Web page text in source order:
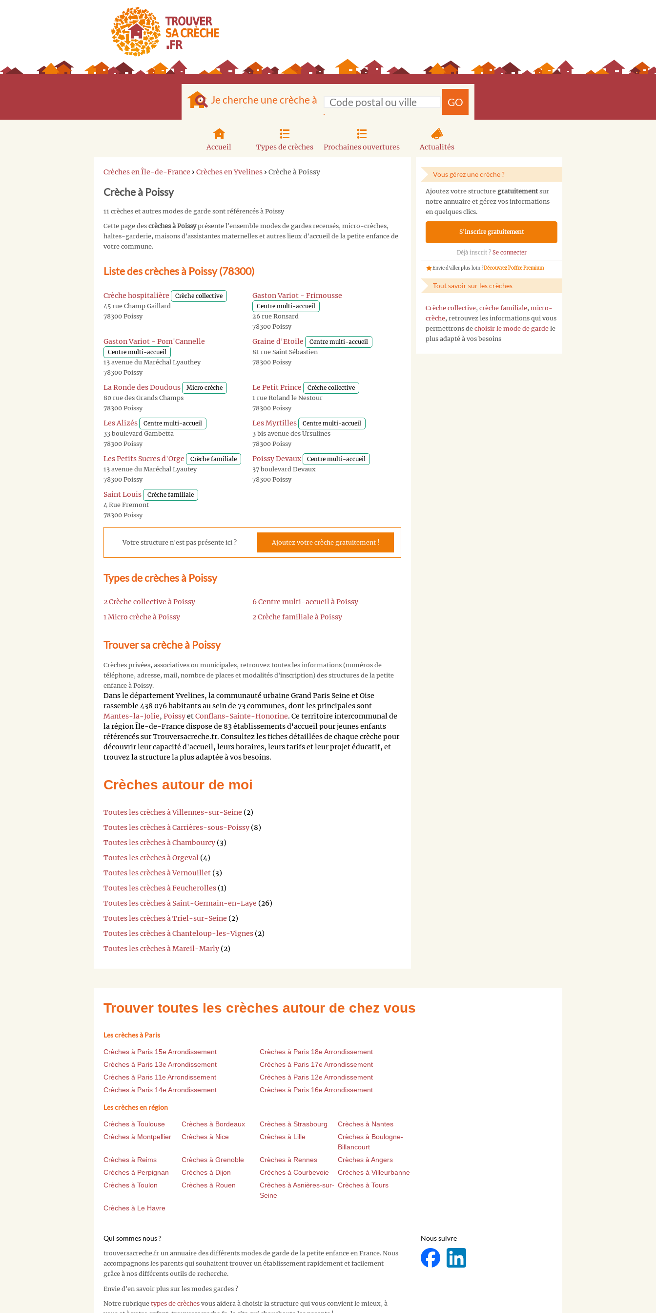
Je cherche une crèche à GO
Accueil Types de crèches Prochaines ouvertures Actualités
Crèches en Île-de-France › Crèches en Yvelines › Crèche à Poissy
Crèche à Poissy
11 crèches et autres modes de garde sont référencés à Poissy
Cette page des crèches à Poissyprésente l'ensemble modes de gardes recensés, micro-crèches,
haltes-garderie, maisons d'assistantes maternelles et autres lieux d'accueil de la petite enfance de
votre commune.
Liste des crèches à Poissy (78300)
Crèche hospitalière Crèche collective
45 rue Champ Gaillard
78300 Poissy
Gaston Variot - Frimousse
Centre multi-accueil
26 rue Ronsard
78300 Poissy
Gaston Variot - Pom'Cannelle
Centre multi-accueil
13 avenue du Maréchal Lyauthey
78300 Poissy
Graine d'Etoile Centre multi-accueil
81 rue Saint Sébastien
78300 Poissy
La Ronde des Doudous Micro crèche
80 rue des Grands Champs
78300 Poissy
Le Petit Prince Crèche collective
1 rue Roland le Nestour
78300 Poissy
Les Alizés Centre multi-accueil
33 boulevard Gambetta
78300 Poissy
Les Myrtilles Centre multi-accueil
3 bis avenue des Ursulines
78300 Poissy
Les Petits Sucres d'Orge Crèche familiale
13 avenue du Maréchal Lyautey
78300 Poissy
Poissy Devaux Centre multi-accueil
37 boulevard Devaux
78300 Poissy
Saint Louis Crèche familiale
4 Rue Fremont
78300 Poissy
Votre structure n'est pas présente ici ? Ajoutez votre crèche gratuitement !
Types de crèches à Poissy
2 Crèche collective à Poissy
6 Centre multi-accueil à Poissy
1 Micro crèche à Poissy
2 Crèche familiale à Poissy
Trouver sa crèche à Poissy
Crèches privées, associatives ou municipales, retrouvez toutes les informations (numéros de
téléphone, adresse, mail, nombre de places et modalités d'inscription) des structures de la petite
enfance à Poissy.
Dans le département Yvelines, la communauté urbaine Grand Paris Seine et Oise
rassemble 438 076 habitants au sein de 73 communes, dont les principales sont
Mantes-la-Jolie, PoissyetConflans-Sainte-Honorine. Ce territoire intercommunal de
la région Île-de-France dispose de 83 établissements d'accueil pour jeunes enfants
référencés sur Trouversacreche.fr. Consultez les fiches détaillées de chaque crèche pour
découvrir leur capacité d'accueil, leurs horaires, leurs tarifs et leur projet éducatif, et
trouvez la structure la plus adaptée à vos besoins.
Crèches autour de moi
Toutes les crèches à Villennes-sur-Seine (2)
Toutes les crèches à Carrières-sous-Poissy (8)
Toutes les crèches à Chambourcy (3)
Toutes les crèches à Orgeval (4)
Toutes les crèches à Vernouillet (3)
Toutes les crèches à Feucherolles (1)
Toutes les crèches à Saint-Germain-en-Laye (26)
Toutes les crèches à Triel-sur-Seine (2)
Toutes les crèches à Chanteloup-les-Vignes (2)
Toutes les crèches à Mareil-Marly (2)
Vous gérez une crèche ?
Ajoutez votre structure gratuitementsur
notre annuaire et gérez vos informations
en quelques clics.
S'inscrire gratuitement
Déjà inscrit ? Se connecter
Envie d'aller plus loin ?Découvrez l'offre Premium
Tout savoir sur les crèches
Crèche collective, crèche familiale, micro-
crèche, retrouvez les informations qui vous
permettrons de choisir le mode de garde le
plus adapté à vos besoins
Trouver toutes les crèches autour de chez vous
Les crèches à Paris
Crèches à Paris 15e Arrondissement
Crèches à Paris 18e Arrondissement
Crèches à Paris 13e Arrondissement
Crèches à Paris 17e Arrondissement
Crèches à Paris 11e Arrondissement
Crèches à Paris 12e Arrondissement
Crèches à Paris 14e Arrondissement
Crèches à Paris 16e Arrondissement
Les crèches en région
Crèches à Toulouse Crèches à Bordeaux Crèches à Strasbourg
Crèches à Nantes
Crèches à Montpellier
Crèches à Nice Crèches à Lille
Crèches à Boulogne-
Billancourt
Crèches à Reims
Crèches à Grenoble Crèches à Rennes
Crèches à Angers
Crèches à Perpignan
Crèches à Dijon Crèches à Courbevoie
Crèches à Villeurbanne
Crèches à Toulon
Crèches à Rouen
Crèches à Asnières-sur-
Seine
Crèches à Tours
Crèches à Le Havre
Qui sommes nous ?
trouversacreche.fr un annuaire des différents modes de garde de la petite enfance en France. Nous
accompagnons les parents qui souhaitent trouver un établissement rapidement et facilement
grâce à nos différents outils de recherche.
Envie d'en savoir plus sur les modes gardes ?
Notre rubrique types de crèches vous aidera à choisir la structure qui vous convient le mieux, à
Nous suivre